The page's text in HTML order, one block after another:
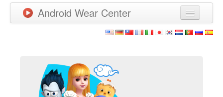
Android Wear Center
Spiele
Neue Apps